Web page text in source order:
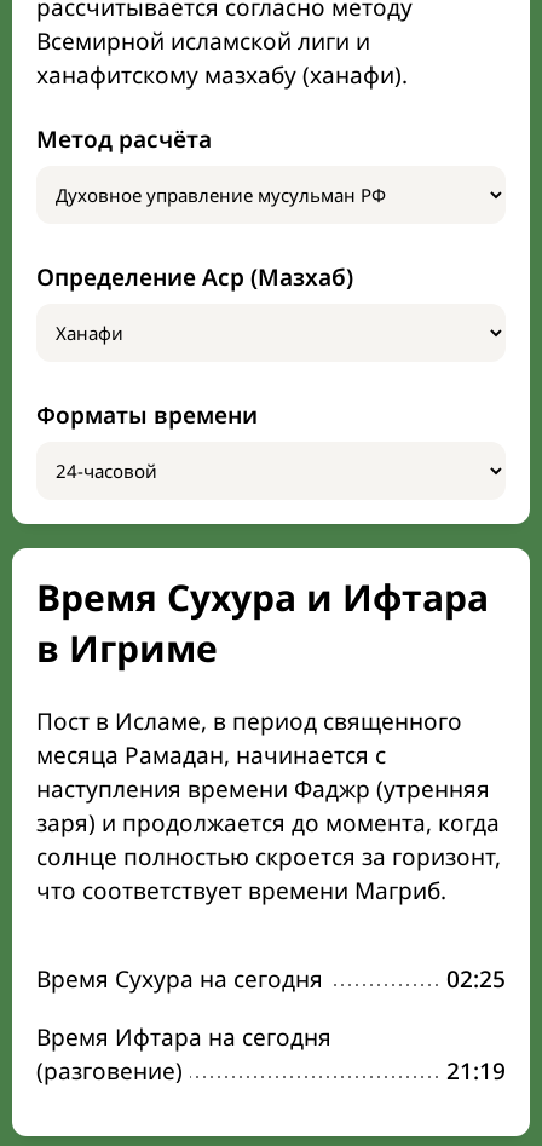
рассчитывается согласно методу
Всемирной исламской лиги и
ханафитскому мазхабу (ханафи).
Метод расчёта
Определение Аср (Мазхаб)
Форматы времени
Время Сухура и Ифтара
в Игриме
Пост в Исламе, в период священного
месяца Рамадан, начинается с
наступления времени Фаджр (утренняя
заря) и продолжается до момента, когда
солнце полностью скроется за горизонт,
что соответствует времени Магриб.
Время Сухура на сегодня
02:25
Время Ифтара на сегодня
(разговение)
21:19